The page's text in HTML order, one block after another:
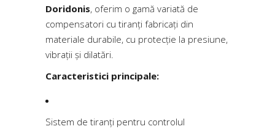
Doridonis, oferim o gamă variată de
compensatori cu tiranți fabricați din
materiale durabile, cu protecție la presiune,
vibrații și dilatări.
Caracteristici principale:
Sistem de tiranți pentru controlul